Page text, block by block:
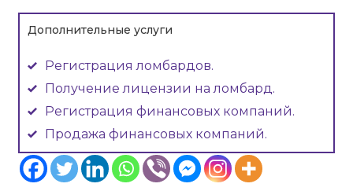
Дополнительные услуги
Регистрация ломбардов.
Получение лицензии на ломбард.
Регистрация финансовых компаний.
Продажа финансовых компаний.